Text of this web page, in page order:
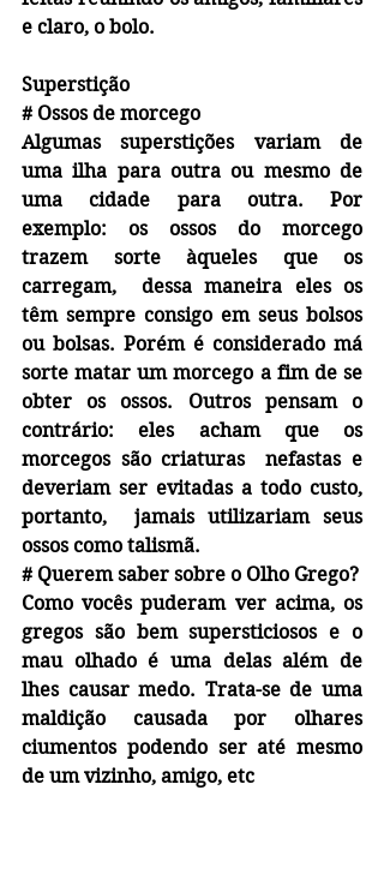
e claro, o bolo.
Superstição
# Ossos de morcego
Algumas superstições variam de
uma ilha para outra ou mesmo de
uma cidade para outra. Por
exemplo: os ossos do morcego
trazem sorte àqueles que os
carregam,  dessa maneira eles os
têm sempre consigo em seus bolsos
ou bolsas. Porém é considerado má
sorte matar um morcego a fim de se
obter os ossos. Outros pensam o
contrário: eles acham que os
morcegos são criaturas  nefastas e
deveriam ser evitadas a todo custo,
portanto,  jamais utilizariam seus
ossos como talismã.
# Querem saber sobre o Olho Grego?
Como vocês puderam ver acima, os
gregos são bem supersticiosos e o
mau olhado é uma delas além de
lhes causar medo. Trata-se de uma
maldição causada por olhares
ciumentos podendo ser até mesmo
de um vizinho, amigo, etc